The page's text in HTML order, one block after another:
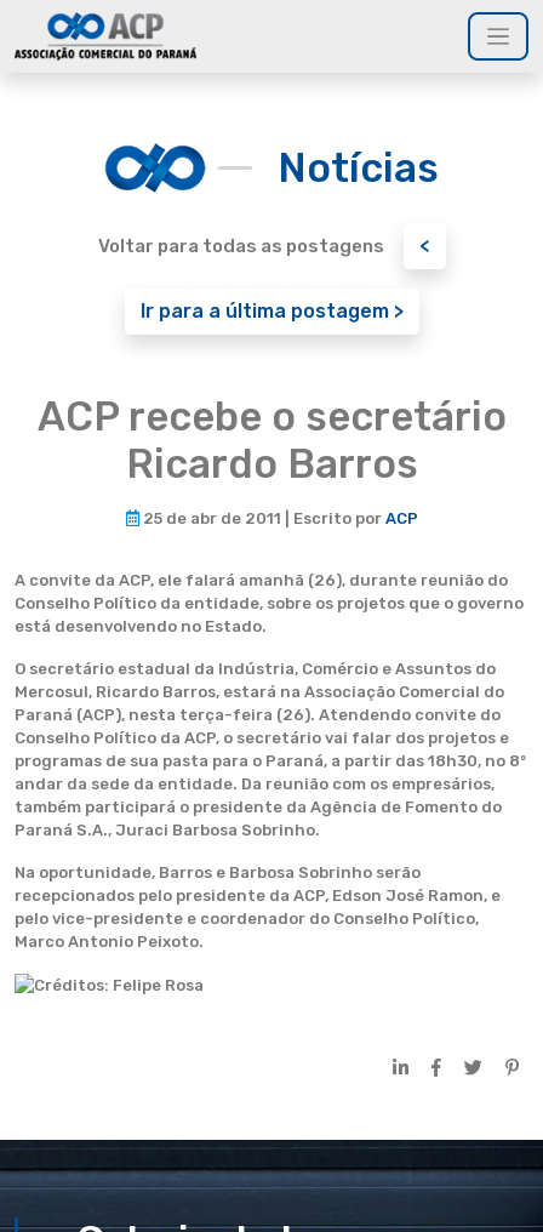
Notícias
Voltar para todas as postagens <
Ir para a última postagem >
ACP recebe o secretário
Ricardo Barros
25 de abr de 2011 | Escrito por ACP
A convite da ACP, ele falará amanhã (26), durante reunião do
Conselho Político da entidade, sobre os projetos que o governo
está desenvolvendo no Estado.
O secretário estadual da Indústria, Comércio e Assuntos do
Mercosul, Ricardo Barros, estará na Associação Comercial do
Paraná (ACP), nesta terça-feira (26). Atendendo convite do
Conselho Político da ACP, o secretário vai falar dos projetos e
programas de sua pasta para o Paraná, a partir das 18h30, no 8º
andar da sede da entidade. Da reunião com os empresários,
também participará o presidente da Agência de Fomento do
Paraná S.A., Juraci Barbosa Sobrinho.
Na oportunidade, Barros e Barbosa Sobrinho serão
recepcionados pelo presidente da ACP, Edson José Ramon, e
pelo vice-presidente e coordenador do Conselho Político,
Marco Antonio Peixoto.